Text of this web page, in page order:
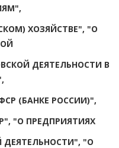
ХОЗЯЙСТВЕ", "О
ДЕЯТЕЛЬНОСТИ В
(БАНКЕ РОССИИ)",
"О ПРЕДПРИЯТИЯХ
"О